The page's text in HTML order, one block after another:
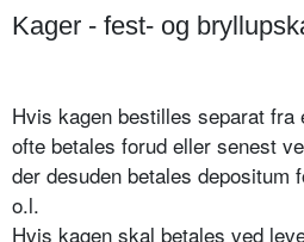
Kager - fest- og
Hvis kagen bestilles separat
ofte betales forud eller senest
der desuden betales depositum
o.l.
Hvis kagen skal betales ved